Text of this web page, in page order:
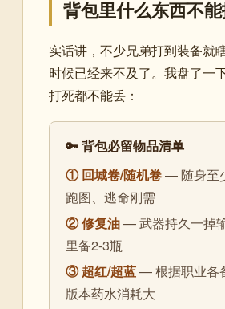
背包里什么东西不
实话讲，不少兄弟打到装备就
时候已经来不及了。我盘了一
打死都不能丢：
🔑 背包必留物品清单
① 回城卷/随机卷— 随身至
跑图、逃命刚需
② 修复油— 武器持久一掉
里备2-3瓶
③ 超红/超蓝— 根据职业各
版本药水消耗大